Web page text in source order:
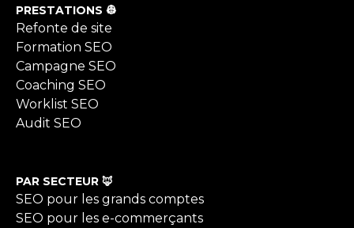
PRESTATIONS 👷
Refonte de site
Formation SEO
Campagne SEO
Coaching SEO
Worklist SEO
Audit SEO
PAR SECTEUR 🦊
SEO pour les grands comptes
SEO pour les e-commerçants